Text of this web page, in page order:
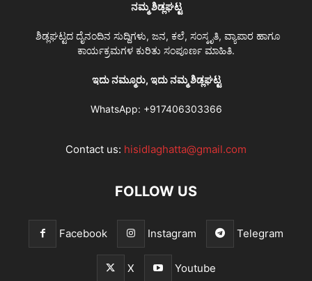
ನಮ್ಮ ಶಿಡ್ಲಘಟ್ಟ
ಶಿಡ್ಲಘಟ್ಟದ ದೈನಂದಿನ ಸುದ್ದಿಗಳು, ಜನ, ಕಲೆ, ಸಂಸ್ಕೃತಿ, ವ್ಯಾಪಾರ ಹಾಗೂ
ಕಾರ್ಯಕ್ರಮಗಳ ಕುರಿತು ಸಂಪೂರ್ಣ ಮಾಹಿತಿ.
ಇದು ನಮ್ಮೂರು, ಇದು ನಮ್ಮ ಶಿಡ್ಲಘಟ್ಟ
WhatsApp: +917406303366
Contact us: hisidlaghatta@gmail.com
FOLLOW US
Facebook Instagram Telegram
X Youtube